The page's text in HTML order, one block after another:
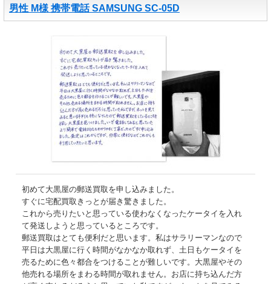
男性 M様 携帯電話 SAMSUNG SC-05D
初めて大黒屋の郵送買取を申し込みました。
すぐに宅配買取きっとが届き驚きました。
これから売りたいと思っている使わなくなったケータイを入れ
て発送しようと思っているところです。
郵送買取はとても便利だと思います。私はサラリーマンなので
平日は大黒屋に行く時間がなかなか取れず、土日もケータイを
売るために色々都合をつけることが難しいです。大黒屋やその
他売れる場所をまわる時間が取れません。お店に持ち込んだ方